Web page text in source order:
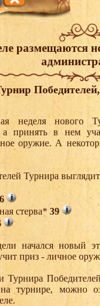
размещаются
неделя нового
а принять в нем
оружие. А
Турнира
стерва* 39
начался новый
приз - личное
турнире, можно